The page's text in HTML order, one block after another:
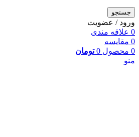
جستجو
ورود / عضویت
0 علاقه مندی
0 مقایسه
0 محصول 0 تومان
منو